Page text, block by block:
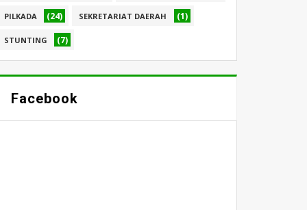
PILKADA (24) SEKRETARIAT DAERAH (1)
STUNTING (7)
Facebook